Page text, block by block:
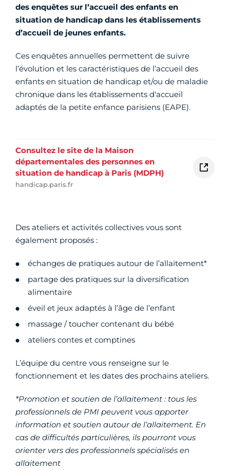
des enquêtes sur l’accueil des enfants en
situation de handicap dans les établissements
d’accueil de jeunes enfants.
Ces enquêtes annuelles permettent de suivre
l’évolution et les caractéristiques de l’accueil des
enfants en situation de handicap et/ou de maladie
chronique dans les établissements d'accueil
adaptés de la petite enfance parisiens (EAPE).
Consultez le site de la Maison
départementales des personnes en
situation de handicap à Paris (MDPH)
handicap.paris.fr
Des ateliers et activités collectives vous sont
également proposés :
échanges de pratiques autour de l’allaitement*
partage des pratiques sur la diversification
alimentaire
éveil et jeux adaptés à l’âge de l’enfant
massage / toucher contenant du bébé
ateliers contes et comptines
L’équipe du centre vous renseigne sur le
fonctionnement et les dates des prochains ateliers.
*Promotion et soutien de l’allaitement : tous les
professionnels de PMI peuvent vous apporter
information et soutien autour de l’allaitement. En
cas de difficultés particulières, ils pourront vous
orienter vers des professionnels spécialisés en
allaitement